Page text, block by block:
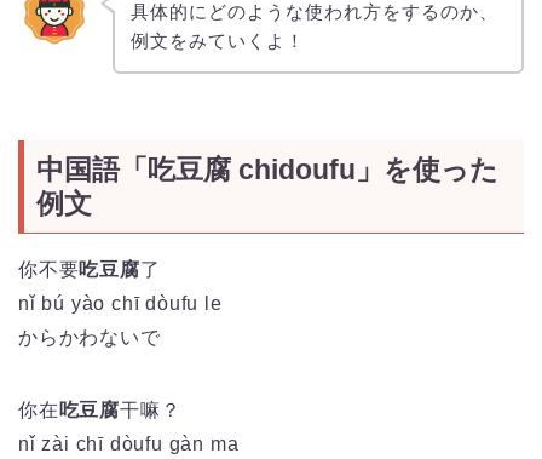
具体的にどのような使われ方をするのか、
例文をみていくよ！
中国語「吃豆腐 chidoufu」を使った
例文
你不要吃豆腐了
nǐ bú yàochīdòufu
le
からかわないで
你在 吃豆腐干嘛？
nǐ zài chī dòufu gàn ma